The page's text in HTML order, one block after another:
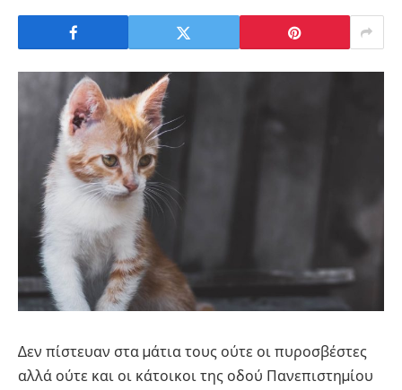
∆εν πίστευαν στα µάτια τους ούτε οι πυροσβέστες
αλλά ούτε και οι κάτοικοι της οδού Πανεπιστηµίου